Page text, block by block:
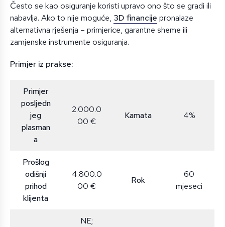
Često se kao osiguranje koristi upravo ono što se gradi ili
nabavlja. Ako to nije moguće, 3D financije pronalaze
alternativna rješenja – primjerice, garantne sheme ili
zamjenske instrumente osiguranja.
Primjer iz prakse:
Primjer
posljedn
jeg
plasman
a
2.000.0
00 €
Kamata 4%
Prošlog
odišnji
prihod
klijenta
4.800.0
00 €
Rok
60
mjeseci
NE;